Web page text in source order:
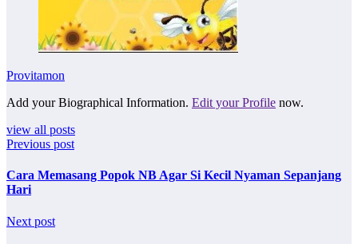
Provitamon
Add your Biographical Information. Edit your Profile now.
view all posts
Previous post
Cara Memasang Popok NB Agar Si Kecil Nyaman Sepanjang
Hari
Next post